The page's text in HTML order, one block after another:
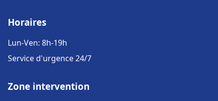
Horaires
Lun-Ven: 8h-19h
Service d'urgence 24/7
Zone intervention